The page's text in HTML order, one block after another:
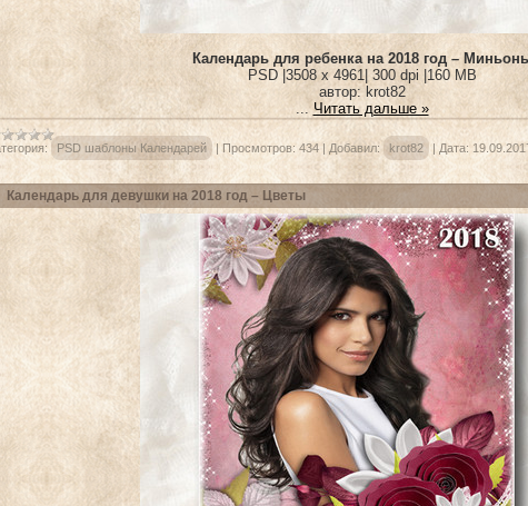
Календарь для ребенка на 2018 год –
PSD |3508 x 4961| 300 dpi |160 MB
автор: krot82
...Читать дальше »
PSD шаблоны Календарей | Просмотров: 434 | Добавил: krot82 | Дата:
Календарь для девушки на 2018 год – Цветы